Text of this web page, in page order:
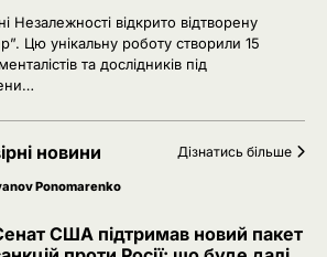
Незалежності відкрито відтворену
Цю унікальну роботу створили 15
та дослідників під
новини Дізнатись більше
знеструмила Херсон: коли
світло в оселі
Марина
Невідомі безпілотники помітили
військовою базою Німеччини,
ремонтують Patriot
Ponomarenko
США підтримав новий пакет